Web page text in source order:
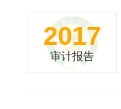
2017
审计报告